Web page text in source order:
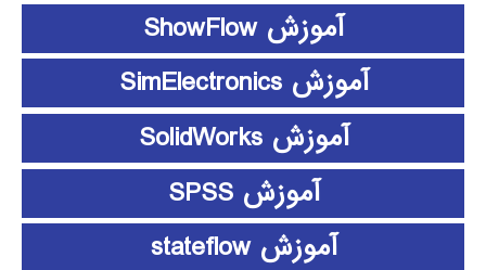
آموزش ShowFlow
آموزش SimElectronics
آموزش SolidWorks
آموزش SPSS
آموزش stateflow